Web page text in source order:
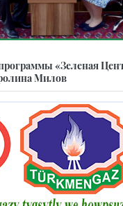
«Зеленая
Милов